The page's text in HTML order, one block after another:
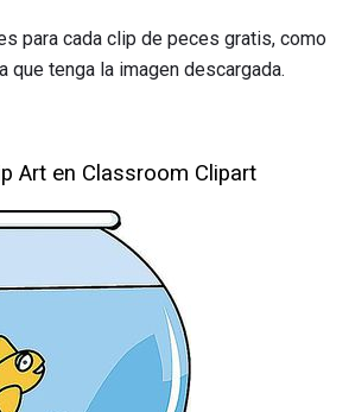
para cada clip de peces gratis, como
que tenga la imagen descargada.
Art en Classroom Clipart